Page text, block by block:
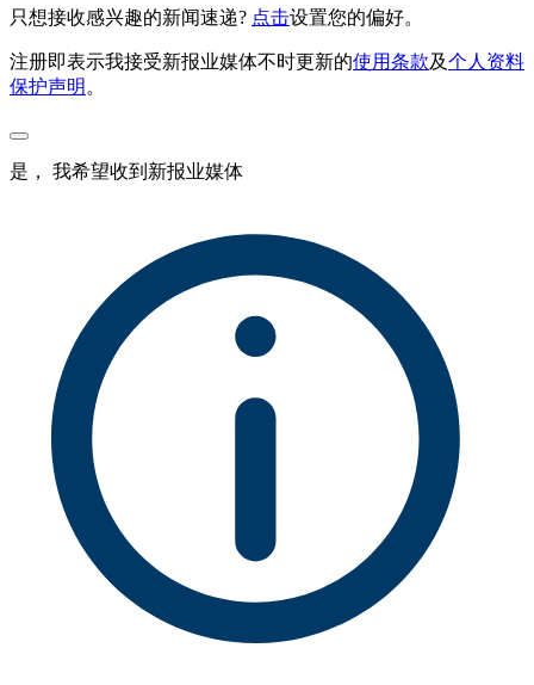
只想接收感兴趣的新闻速递? 点击设置您的偏好。
注册即表示我接受新报业媒体不时更新的使用条款及个人资料
保护声明。
是， 我希望收到新报业媒体